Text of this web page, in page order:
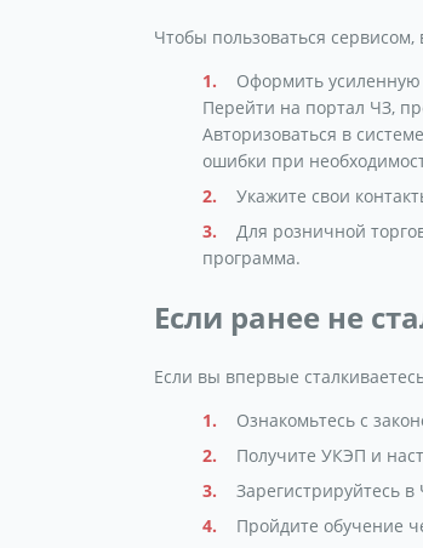
Чтобы пользоваться
Оформить усиленную
Перейти на портал ЧЗ,
Авторизоваться в
ошибки при
Укажите свои
Для розничной
программа.
Если ранее не
Если вы впервые
Ознакомьтесь с
Получите УКЭП и
Зарегистрируйтесь в
Пройдите обучение